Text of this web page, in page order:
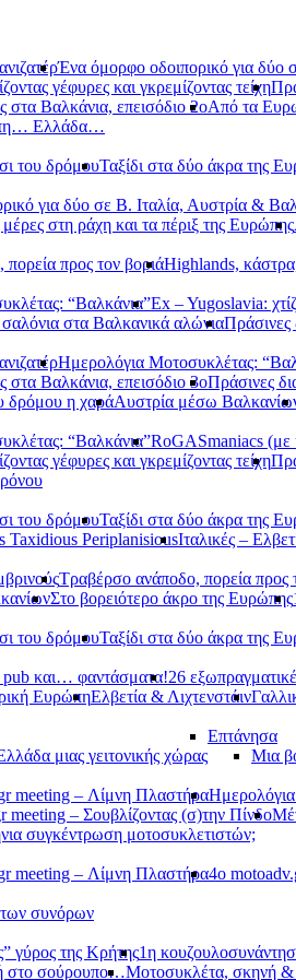
Ένα όμορφο οδοιπορικό για δύο
γέφυρες και γκρεμίζοντας τείχη
στα Βαλκάνια, επεισόδιο 2οΑπό τα
Ελλάδα…
του δρόμουΤαξίδι στα δύο άκρα της
για δύο σε Β. Ιταλία, Αυστρία &
στη ράχη και τα πέριξ της Ευρώπης
προς τον βοριάHighlands,
“Βαλκάνια”Ex – Yugoslavia:
στα Βαλκανικά αλώνιαΠράσινες
Ημερολόγια Μοτοσυκλέτας:
στα Βαλκάνια, επεισόδιο 3οΠράσινες
δρόμου η χαράΑυστρία μέσω
“Βαλκάνια”RoGASmaniacs (με
γέφυρες και γκρεμίζοντας τείχη
του δρόμουΤαξίδι στα δύο άκρα της
Taxidious PeriplanisiousΙταλικές –
Τραβέρσο ανάποδο, πορεία προς
Στο βορειότερο άκρο της Ευρώπης
του δρόμουΤαξίδι στα δύο άκρα της
και… φαντάσματα!26
ΕυρώπηΕλβετία & Λιχτενστάιν
μιας γειτονικής χώρας
Επτάνησα
Μια
meeting – Λίμνη Πλαστήρα
meeting – Σουβλίζοντας (σ)την Πίνδο
συγκέντρωση μοτοσυκλετιστών;
meeting – Λίμνη Πλαστήρα4ο
συνόρων
γύρος της Κρήτης1η
στο σούρουπο…Μοτοσυκλέτα, σκηνή &